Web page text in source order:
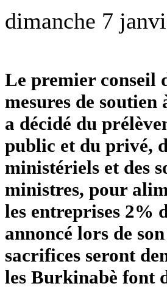
dimanche 7
Le premier conseil
mesures de
a décidé du
public et du privé,
ministériels et des
ministres, pour
les entreprises 2%
annoncé lors de
sacrifices seront
les Burkinabè font